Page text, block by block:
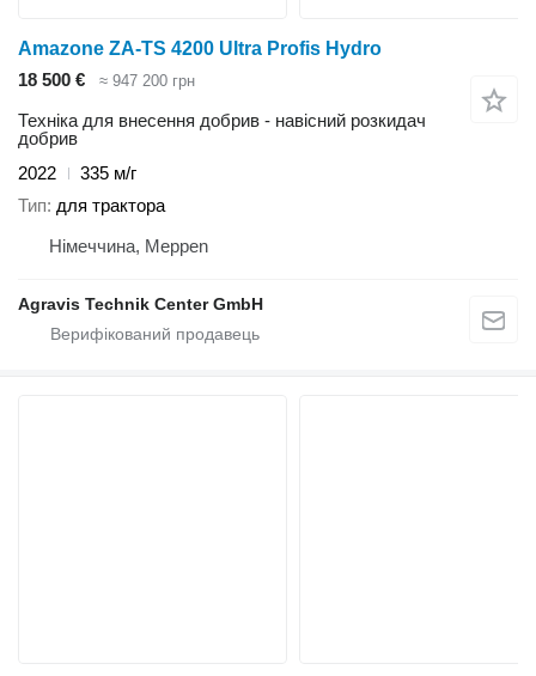
Amazone ZA-TS 4200 Ultra Profis Hydro
18 500 €
≈ 947 200 грн
Техніка для внесення добрив - навісний розкидач
добрив
2022
335 м/г
Тип для трактора
Німеччина, Meppen
Agravis Technik Center GmbH